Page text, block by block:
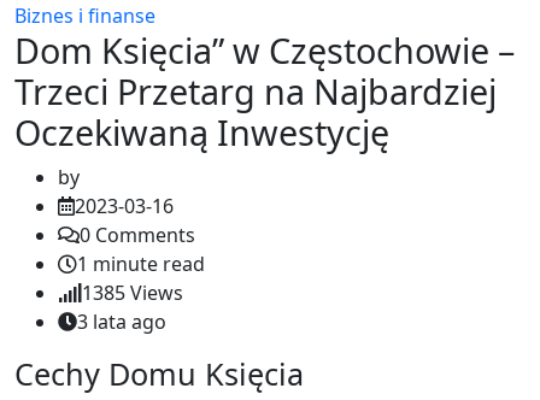
Biznes i finanse
Dom Księcia” w Częstochowie –
Trzeci Przetarg na Najbardziej
Oczekiwaną Inwestycję
by
2023-03-16
0 Comments
1 minute read
1385Views
3 lata ago
Cechy Domu Księcia